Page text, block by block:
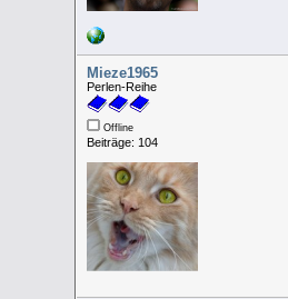
Mieze1965
Perlen-Reihe
Offline
Beiträge: 104